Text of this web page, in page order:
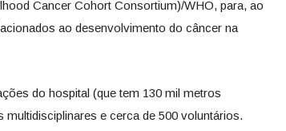
Cancer Cohort Consortium)/WHO, para, ao
ao desenvolvimento do câncer na
do hospital (que tem 130 mil metros
e cerca de 500 voluntários.